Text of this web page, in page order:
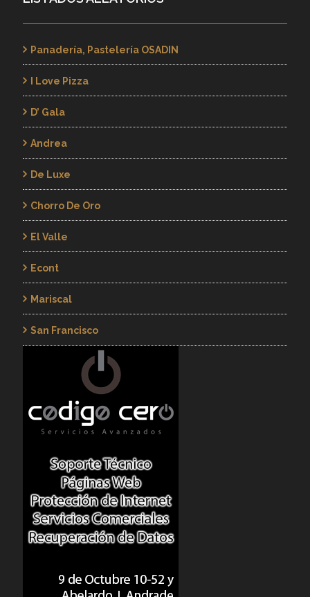
Panadería, Pastelería OSADIN
I Love Pizza
D’ Gala
Andrea
De Luxe
Chorro De Oro
El Valle
Econt
Mariscal
San Francisco